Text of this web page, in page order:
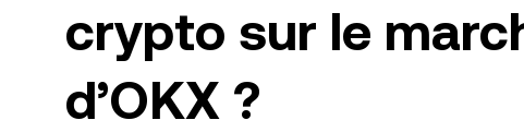
crypto sur le
d’OKX ?